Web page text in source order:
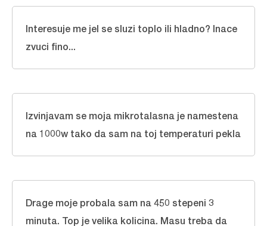
Interesuje me jel se sluzi toplo ili hladno? Inace
zvuci fino...
Izvinjavam se moja mikrotalasna je namestena
na 1000w tako da sam na toj temperaturi pekla
Drage moje probala sam na 450 stepeni 3
minuta. Top je velika kolicina. Masu treba da